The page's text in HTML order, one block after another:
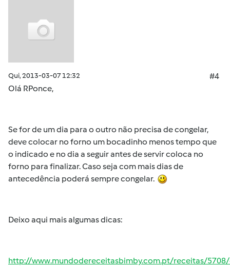
Qui, 2013-03-07 12:32
#4
Olá RPonce,
Se for de um dia para o outro não precisa de congelar,
deve colocar no forno um bocadinho menos tempo que
o indicado e no dia a seguir antes de servir coloca no
forno para finalizar. Caso seja com mais dias de
antecedência poderá sempre congelar.
Deixo aqui mais algumas dicas:
http://www.mundodereceitasbimby.com.pt/receitas/